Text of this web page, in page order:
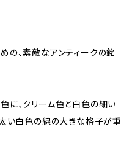
の、素敵なアンティークの銘
に、クリーム色と白色の細い
太い白色の線の大きな格子が重